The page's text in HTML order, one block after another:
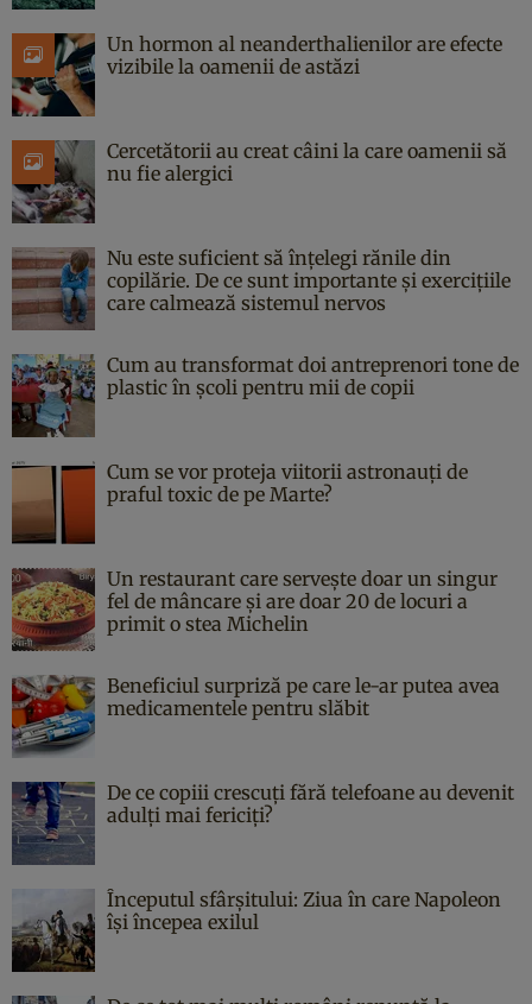
Un hormon al neanderthalienilor are efecte
vizibile la oamenii de astăzi
Cercetătorii au creat câini la care oamenii să
nu fie alergici
Nu este suficient să înțelegi rănile din
copilărie. De ce sunt importante și exercițiile
care calmează sistemul nervos
Cum au transformat doi antreprenori tone de
plastic în școli pentru mii de copii
Cum se vor proteja viitorii astronauți de
praful toxic de pe Marte?
Un restaurant care servește doar un singur
fel de mâncare și are doar 20 de locuri a
primit o stea Michelin
Beneficiul surpriză pe care le-ar putea avea
medicamentele pentru slăbit
De ce copiii crescuți fără telefoane au devenit
adulți mai fericiți?
Începutul sfârşitului: Ziua în care Napoleon
îşi începea exilul